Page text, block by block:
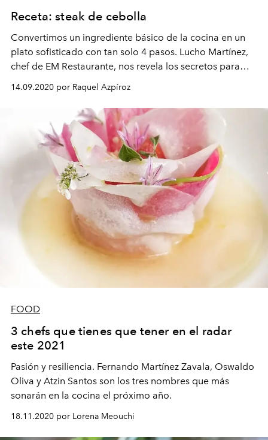
Receta: steak de cebolla
Convertimos un ingrediente básico de la cocina en un
plato sofisticado con tan solo 4 pasos. Lucho Martínez,
chef de EM Restaurante, nos revela los secretos para
14.09.2020 por Raquel Azpíroz
FOOD
3 chefs que tienes que tener en el radar
este 2021
Pasión y resiliencia. Fernando Martínez Zavala, Oswaldo
Oliva y Atzin Santos son los tres nombres que más
sonarán en la cocina el próximo año.
18.11.2020 por Lorena Meouchi